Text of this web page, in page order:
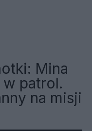
Mina
w patrol.
na misji